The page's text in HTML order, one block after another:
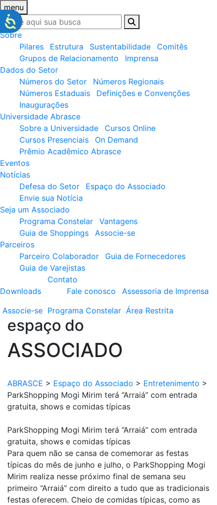
menu
Sobre
Pilares
Estrutura Sustentabilidade
Comitês
Grupos de Relacionamento
Imprensa
Dados do Setor
Números do Setor
Números Regionais
Números Estaduais
Definições e Convenções
Inaugurações
Universidade Abrasce
Sobre a Universidade
Cursos Online
Cursos Presenciais
On Demand
Prêmio Acadêmico Abrasce
Eventos
Notícias
Defesa do Setor
Espaço do Associado
Envie sua Notícia
Seja um Associado
Programa Constelar
Vantagens
Guia de Shoppings
Associe-se
Parceiros
Parceiro Colaborador
Guia de Fornecedores
Guia de Varejistas
Downloads
Contato
Fale conosco
Assessoria de Imprensa
Associe-se Programa Constelar Área Restrita
espaço do
ASSOCIADO
ABRASCE > Espaço do Associado > Entretenimento >
ParkShopping Mogi Mirim terá “Arraiá” com entrada
gratuita, shows e comidas típicas
ParkShopping Mogi Mirim terá “Arraiá” com entrada
gratuita, shows e comidas típicas
Para quem não se cansa de comemorar as festas
típicas do mês de junho e julho, o ParkShopping Mogi
Mirim realiza nesse próximo final de semana seu
primeiro “Arraiá” com direito a tudo que as tradicionais
festas oferecem. Cheio de comidas típicas, como as